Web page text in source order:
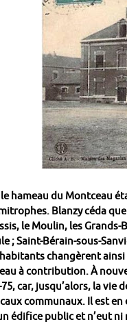
le hameau du Montceau
Blanzy céda
le Moulin, les
; Saint-Bérain-sous-
changèrent
à contribution. À
car, jusqu’alors, la
communaux. Il est
édifice public et n’eut